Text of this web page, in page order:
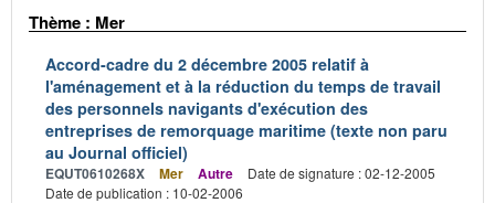
Thème : Mer
Accord-cadre du 2 décembre 2005 relatif à
l'aménagement et à la réduction du temps de travail
des personnels navigants d'exécution des
entreprises de remorquage maritime (texte non paru
au Journal officiel)
EQUT0610268X Mer Autre
Date de signature : 02-12-2005
Date de publication : 10-02-2006